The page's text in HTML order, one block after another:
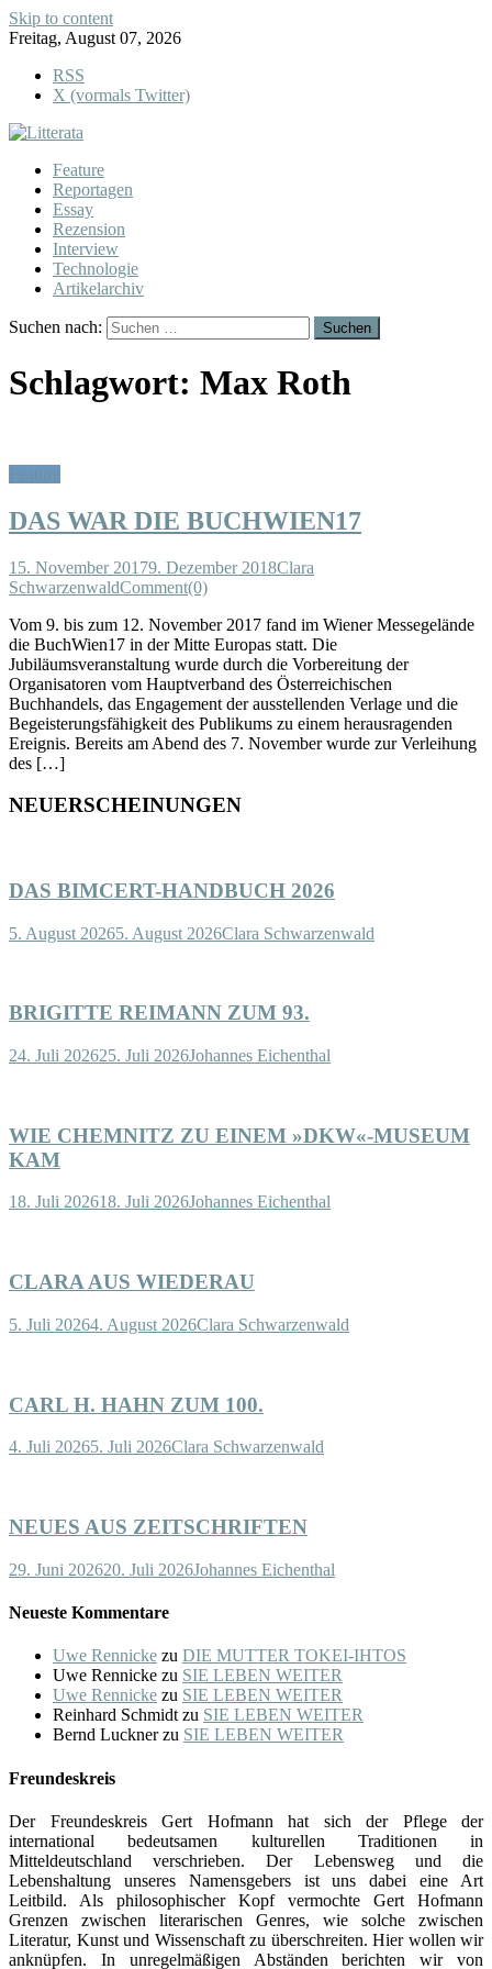
Skip to content
Freitag, August 07, 2026
RSS
X (vormals Twitter)
Feature
Reportagen
Essay
Rezension
Interview
Technologie
Artikelarchiv
Suchen nach:
Schlagwort: Max Roth
Feature
DAS WAR DIE BUCHWIEN17
15. November 20179. Dezember 2018Clara
SchwarzenwaldComment(0)
Vom 9. bis zum 12. November 2017 fand im Wiener Messegelände
die BuchWien17 in der Mitte Europas statt. Die
Jubiläumsveranstaltung wurde durch die Vorbereitung der
Organisatoren vom Hauptverband des Österreichischen
Buchhandels, das Engagement der ausstellenden Verlage und die
Begeisterungsfähigkeit des Publikums zu einem herausragenden
Ereignis. Bereits am Abend des 7. November wurde zur Verleihung
des […]
NEUERSCHEINUNGEN
DAS BIMCERT-HANDBUCH 2026
5. August 20265. August 2026Clara Schwarzenwald
BRIGITTE REIMANN ZUM 93.
24. Juli 202625. Juli 2026Johannes Eichenthal
WIE CHEMNITZ ZU EINEM »DKW«-MUSEUM
KAM
18. Juli 202618. Juli 2026Johannes Eichenthal
CLARA AUS WIEDERAU
5. Juli 20264. August 2026Clara Schwarzenwald
CARL H. HAHN ZUM 100.
4. Juli 20265. Juli 2026Clara Schwarzenwald
NEUES AUS ZEITSCHRIFTEN
29. Juni 202620. Juli 2026Johannes Eichenthal
Neueste Kommentare
Uwe Rennicke zu DIE MUTTER TOKEI-IHTOS
Uwe Rennicke zu SIE LEBEN WEITER
Uwe Rennicke zu SIE LEBEN WEITER
Reinhard Schmidt zu SIE LEBEN WEITER
Bernd Lucknerzu SIE LEBEN WEITER
Freundeskreis
Der Freundeskreis Gert Hofmann hat sich der Pflege der
international bedeutsamen kulturellen Traditionen in
Mitteldeutschland verschrieben. Der Lebensweg und die
Lebenshaltung unseres Namensgebers ist uns dabei eine Art
Leitbild. Als philosophischer Kopf vermochte Gert Hofmann
Grenzen zwischen literarischen Genres, wie solche zwischen
Literatur, Kunst und Wissenschaft zu überschreiten. Hier wollen wir
anknüpfen. In unregelmäßigen Abständen berichten wir von